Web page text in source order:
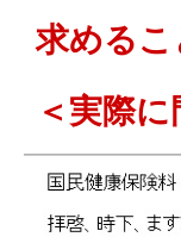
求めるこ
＜実際